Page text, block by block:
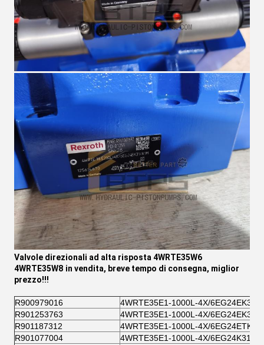
Valvole direzionali ad alta risposta 4WRTE35W6
4WRTE35W8 in vendita, breve tempo di consegna, miglior
prezzo!!!
R900979016
4WRTE35E1-1000L-4X/6EG24EK31/
R901253763
4WRTE35E1-1000L-4X/6EG24EK31/
R901187312
4WRTE35E1-1000L-4X/
R901077004
4WRTE35E1-1000L-4X/6EG24K31/